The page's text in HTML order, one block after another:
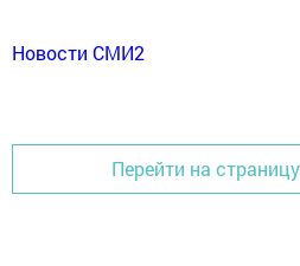
Новости СМИ2
Перейти на